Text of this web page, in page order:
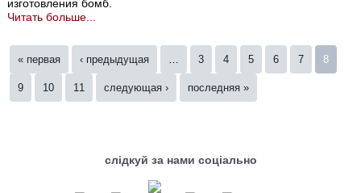
изготовления бомб.
Читать больше...
Страницы
« первая ‹ предыдущая … 3 4 5 6 7 8
9 10 11 следующая › последняя »
слідкуй за нами соціально